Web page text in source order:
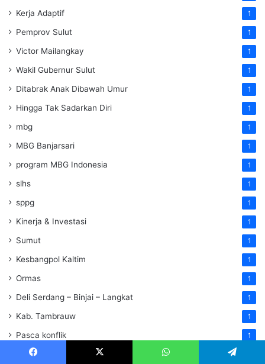
Kerja Adaptif 1
Pemprov Sulut 1
Victor Mailangkay 1
Wakil Gubernur Sulut 1
Ditabrak Anak Dibawah Umur 1
Hingga Tak Sadarkan Diri 1
mbg 1
MBG Banjarsari 1
program MBG Indonesia 1
slhs 1
sppg 1
Kinerja & Investasi 1
Sumut 1
Kesbangpol Kaltim 1
Ormas 1
Deli Serdang – Binjai – Langkat 1
Kab. Tambrauw 1
Pasca konflik 1
Pengobatan gratis